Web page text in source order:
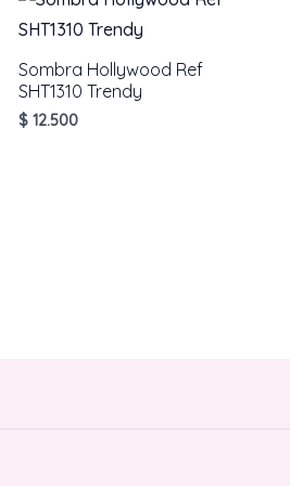
Sombra Hollywood Ref
SHT1310 Trendy
$12.500